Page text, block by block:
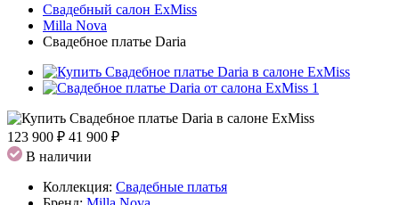
Свадебный салон ExMiss
Milla Nova
Свадебное платье Daria
123 900 ₽ 41 900 ₽
В наличии
Коллекция: Свадебные платья